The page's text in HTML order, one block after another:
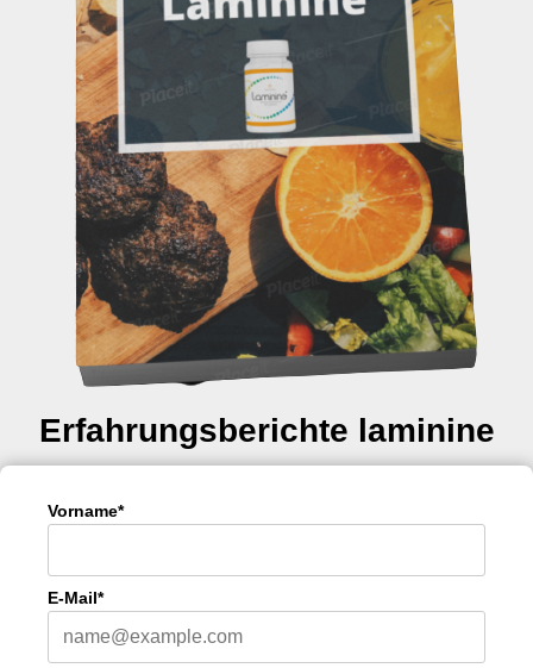
Erfahrungsberichte laminine
Vorname*
E-Mail*